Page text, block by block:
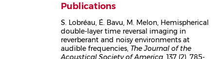
Publications
Corps
S. Lobréau, É. Bavu, M. Melon, Hemispherical
double-layer time reversal imaging in
reverberant and noisy environments at
audible frequencies, The Journal of the
Acoustical Society of America , 137 (2), 785-